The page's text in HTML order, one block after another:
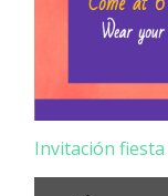
Invitación